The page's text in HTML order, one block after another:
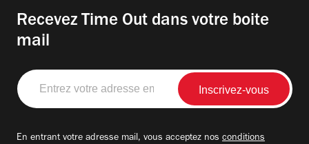
Recevez Time Out dans votre boite
mail
Entrez
votre
adresse
En entrant votre adresse mail, vous acceptez nos conditions